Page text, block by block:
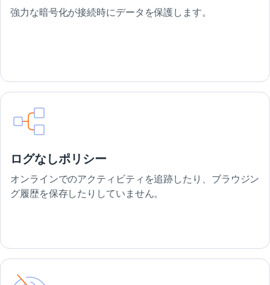
強力な暗号化が接続時にデータを保護します。
ログなしポリシー
オンラインでのアクティビティを追跡したり、ブラウジン
グ履歴を保存したりしていません。